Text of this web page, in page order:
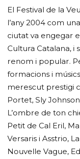
El Festival de la
l’any 2004 com
ciutat va engegar
Cultura Catalana, i
renom i popular.
formacions i
merescut prestigi
Portet, Sly
L’ombre de ton
Petit de Cal Eril,
Versaris i Asstrio,
Nouvelle Vague,